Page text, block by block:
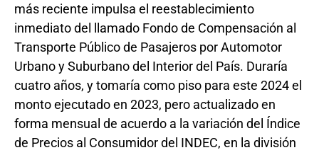
más reciente impulsa el reestablecimiento
inmediato del llamado Fondo de Compensación al
Transporte Público de Pasajeros por Automotor
Urbano y Suburbano del Interior del País. Duraría
cuatro años, y tomaría como piso para este 2024 el
monto ejecutado en 2023, pero actualizado en
forma mensual de acuerdo a la variación del Índice
de Precios al Consumidor del INDEC, en la división